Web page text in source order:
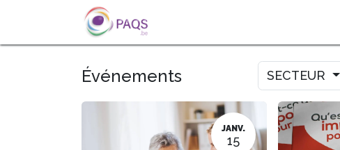
SE RENDRE AU CONTENU
Événements SECTEUR
JANV.
15